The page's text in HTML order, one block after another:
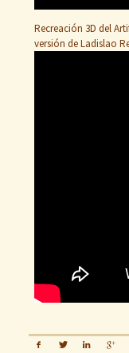
Recreación 3D del
versión de Ladislao